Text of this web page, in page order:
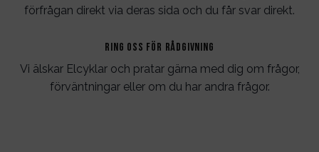
förfrågan direkt via deras sida och du får svar direkt.
RING OSS FÖR RÅDGIVNING
Vi älskar Elcyklar och pratar gärna med dig om frågor,
förväntningar eller om du har andra frågor.